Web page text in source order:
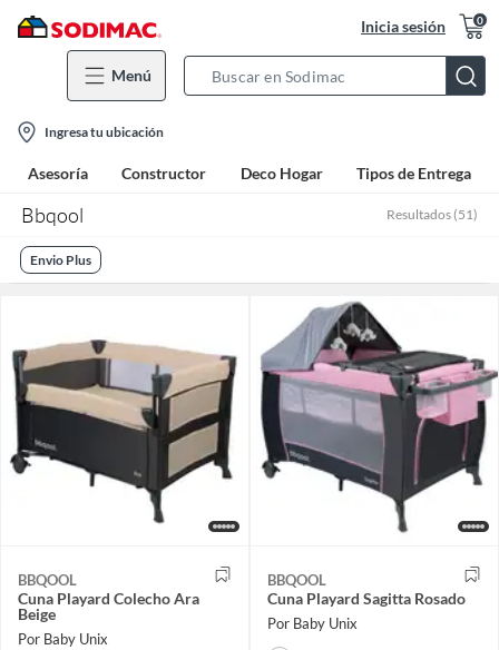
Inicia sesión 0
Menú
Bar
location-
icon
Ingresa tu ubicación
Asesoría Constructor Deco Hogar Tipos de Entrega
Bbqool Resultados (51)
Envio Plus
BBQOOL
Cuna Playard Colecho Ara
Beige
Por Baby Unix
BBQOOL
Cuna Playard Sagitta Rosado
Por Baby Unix